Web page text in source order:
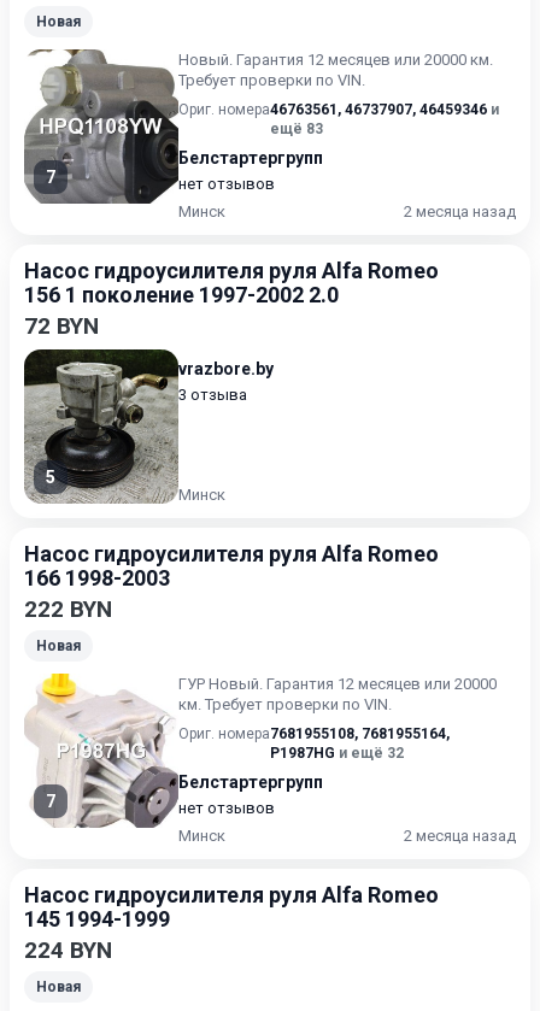
Новая
7
Новый. Гарантия 12 месяцев или 20000 км.
Требует проверки по VIN.
Ориг. номера46763561 , 46737907, 46459346 и
ещё 83
Белстартергрупп
нет отзывов
Минск
2 месяца назад
Насос гидроусилителя руля Alfa Romeo
156 1 поколение 1997-2002 2.0
72 BYN
5
vrazbore.by
3 отзыва
Минск
Насос гидроусилителя руля Alfa Romeo
166 1998-2003
222 BYN
Новая
7
ГУР Новый. Гарантия 12 месяцев или 20000
км. Требует проверки по VIN.
Ориг. номера7681955108, 7681955164,
P1987HG и ещё 32
Белстартергрупп
нет отзывов
Минск
2 месяца назад
Насос гидроусилителя руля Alfa Romeo
145 1994-1999
224 BYN
Новая